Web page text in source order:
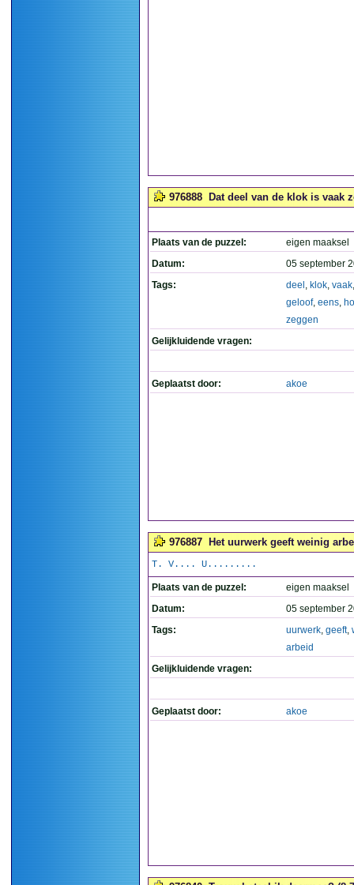
976888 Dat deel van de klok is vaak
Plaats van de puzzel:
eigen maaksel
Datum:
05 september
Tags:
deel , klok, vaak
geloof, eens,
zeggen
Gelijkluidende vragen:
Geplaatst door: akoe
976887 Het uurwerk geeft weinig
T. V.... U.........
Plaats van de puzzel:
eigen maaksel
Datum:
05 september
Tags:
uurwerk, geeft,
arbeid
Gelijkluidende vragen:
Geplaatst door: akoe